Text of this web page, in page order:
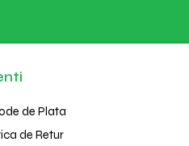
de Plata
de Retur